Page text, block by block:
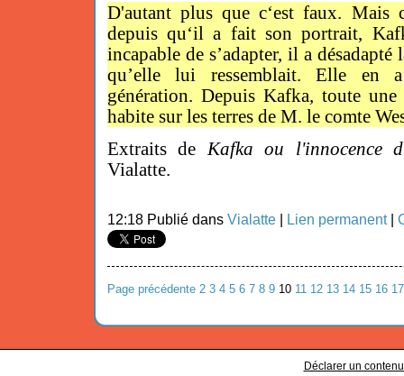
D'autant plus que c‘est faux.
depuis qu‘il a fait son portrait,
incapable de s’adapter, il a
qu’elle lui ressemblait. Elle en
génération. Depuis Kafka, toute une
habite sur les terres de M. le comte
Extraits deKafka ou l'innocence
Vialatte.
12:18 Publié dans Vialatte| Lien permanent|
Page précédente 2 3 4 5 6 7 8 9 10 11 12 13 14 15 16 17
Déclarer un